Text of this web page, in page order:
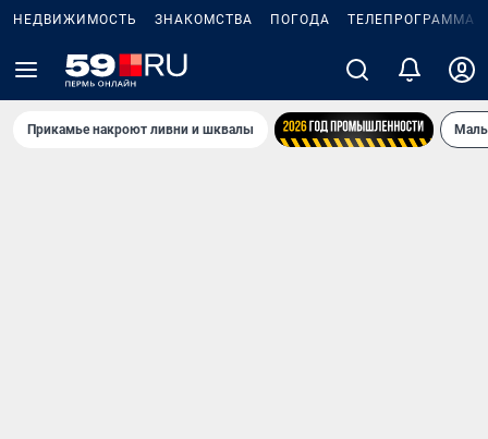
НЕДВИЖИМОСТЬ ЗНАКОМСТВА ПОГОДА ТЕЛЕПРОГРАММА
Прикамье накроют ливни и шквалы